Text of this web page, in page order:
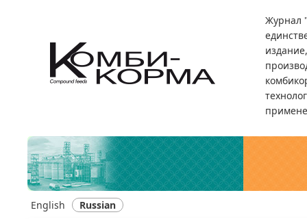
Журнал
English Russian